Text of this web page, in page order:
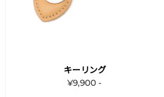
キーリング
¥9,900 -